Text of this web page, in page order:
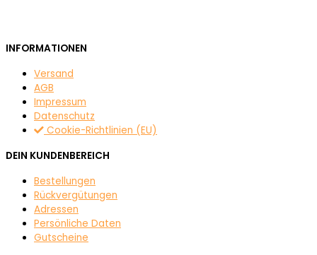
INFORMATIONEN
Versand
AGB
Impressum
Datenschutz
Cookie-Richtlinien (EU)
DEIN KUNDENBEREICH
Bestellungen
Rückvergütungen
Adressen
Persönliche Daten
Gutscheine